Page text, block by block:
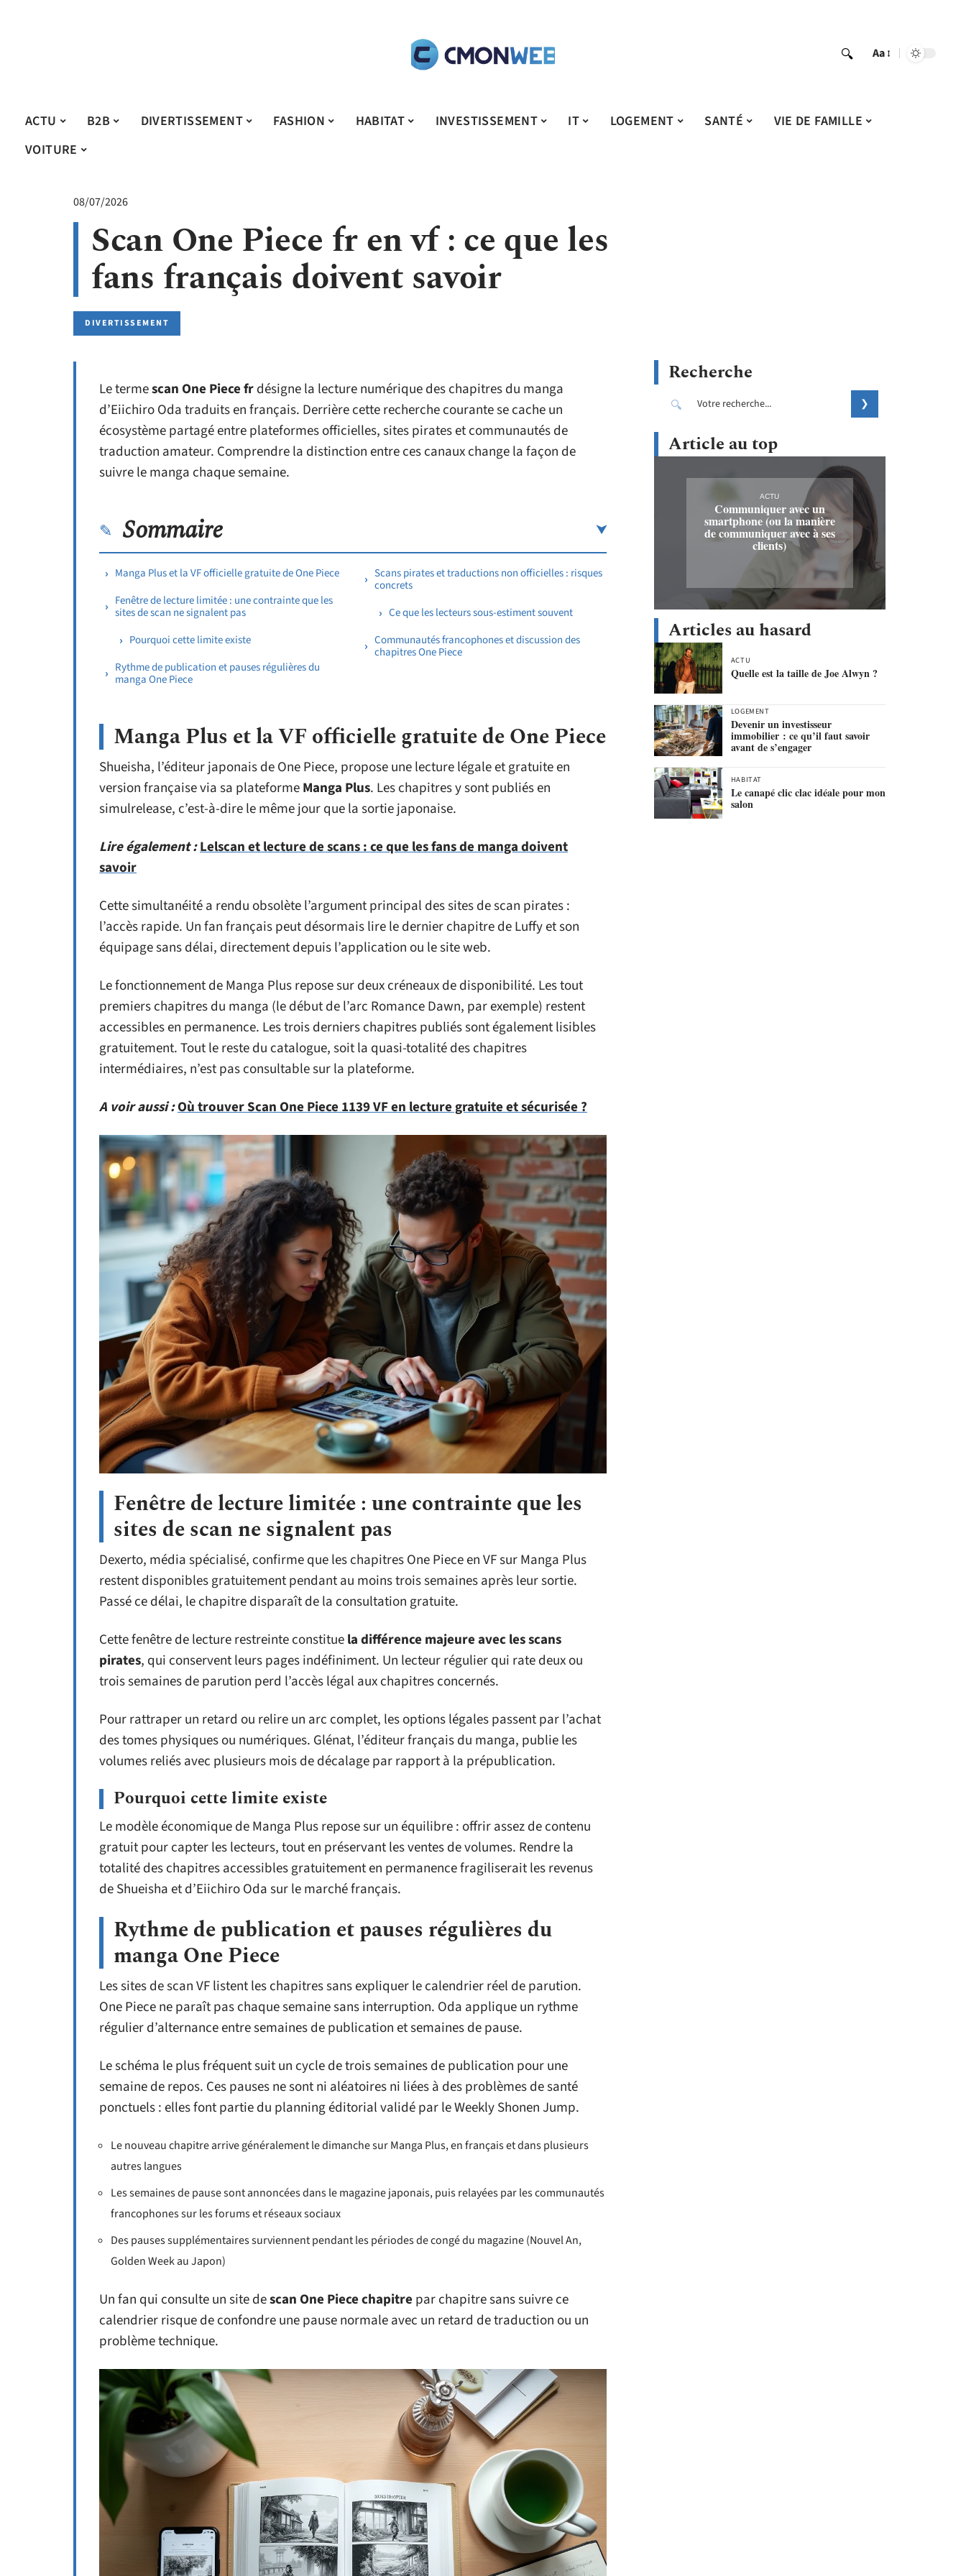
Aa
ACTU B2B DIVERTISSEMENT FASHION HABITAT INVESTISSEMENT IT LOGEMENT SANTÉ
VIE DE FAMILLE
VOITURE
08/07/2026
Scan One Piece fr en vf : ce que les
fans français doivent savoir
DIVERTISSEMENT
Le termescan One Piece frdésigne la lecture numérique des chapitres du manga
d’Eiichiro Oda traduits en français. Derrière cette recherche courante se cache un
écosystème partagé entre plateformes officielles, sites pirates et communautés de
traduction amateur. Comprendre la distinction entre ces canaux change la façon de
suivre le manga chaque semaine.
Sommaire
Manga Plus et la VF officielle gratuite de One Piece
Fenêtre de lecture limitée : une contrainte que les
sites de scan ne signalent pas
Pourquoi cette limite existe
Rythme de publication et pauses régulières du
manga One Piece
Scans pirates et traductions non officielles : risques
concrets
Ce que les lecteurs sous-estiment souvent
Communautés francophones et discussion des
chapitres One Piece
Manga Plus et la VF officielle gratuite de One Piece
Shueisha, l’éditeur japonais de One Piece, propose une lecture légale et gratuite en
version française via sa plateformeManga Plus. Les chapitres y sont publiés en
simulrelease, c’est-à-dire le même jour que la sortie japonaise.
Lire également :Lelscan et lecture de scans : ce que les fans de manga doivent
savoir
Cette simultanéité a rendu obsolète l’argument principal des sites de scan pirates :
l’accès rapide. Un fan français peut désormais lire le dernier chapitre de Luffy et son
équipage sans délai, directement depuis l’application ou le site web.
Le fonctionnement de Manga Plus repose sur deux créneaux de disponibilité. Les tout
premiers chapitres du manga (le début de l’arc Romance Dawn, par exemple) restent
accessibles en permanence. Les trois derniers chapitres publiés sont également lisibles
gratuitement. Tout le reste du catalogue, soit la quasi-totalité des chapitres
intermédiaires, n’est pas consultable sur la plateforme.
A voir aussi :Où trouver Scan One Piece 1139 VF en lecture gratuite et sécurisée ?
Fenêtre de lecture limitée : une contrainte que les
sites de scan ne signalent pas
Dexerto, média spécialisé, confirme que les chapitres One Piece en VF sur Manga Plus
restent disponibles gratuitement pendant au moins trois semaines après leur sortie.
Passé ce délai, le chapitre disparaît de la consultation gratuite.
Cette fenêtre de lecture restreinte constituela différence majeure avec les scans
pirates, qui conservent leurs pages indéfiniment. Un lecteur régulier qui rate deux ou
trois semaines de parution perd l’accès légal aux chapitres concernés.
Pour rattraper un retard ou relire un arc complet, les options légales passent par l’achat
des tomes physiques ou numériques. Glénat, l’éditeur français du manga, publie les
volumes reliés avec plusieurs mois de décalage par rapport à la prépublication.
Pourquoi cette limite existe
Le modèle économique de Manga Plus repose sur un équilibre : offrir assez de contenu
gratuit pour capter les lecteurs, tout en préservant les ventes de volumes. Rendre la
totalité des chapitres accessibles gratuitement en permanence fragiliserait les revenus
de Shueisha et d’Eiichiro Oda sur le marché français.
Rythme de publication et pauses régulières du
manga One Piece
Les sites de scan VF listent les chapitres sans expliquer le calendrier réel de parution.
One Piece ne paraît pas chaque semaine sans interruption. Oda applique un rythme
régulier d’alternance entre semaines de publication et semaines de pause.
Le schéma le plus fréquent suit un cycle de trois semaines de publication pour une
semaine de repos. Ces pauses ne sont ni aléatoires ni liées à des problèmes de santé
ponctuels : elles font partie du planning éditorial validé par le Weekly Shonen Jump.
Le nouveau chapitre arrive généralement le dimanche sur Manga Plus, en français et dans plusieurs
autres langues
Les semaines de pause sont annoncées dans le magazine japonais, puis relayées par les communautés
francophones sur les forums et réseaux sociaux
Des pauses supplémentaires surviennent pendant les périodes de congé du magazine (Nouvel An,
Golden Week au Japon)
Un fan qui consulte un site descan One Piece chapitre par chapitre sans suivre ce
calendrier risque de confondre une pause normale avec un retard de traduction ou un
problème technique.
Recherche
Article au top
ACTU
Communiquer avec un
smartphone (ou la manière
de communiquer avec à ses
clients)
Articles au hasard
ACTU
Quelle est la taille de Joe Alwyn ?
LOGEMENT
Devenir un investisseur
immobilier : ce qu’il faut savoir
avant de s’engager
HABITAT
Le canapé clic clac idéale pour mon
salon